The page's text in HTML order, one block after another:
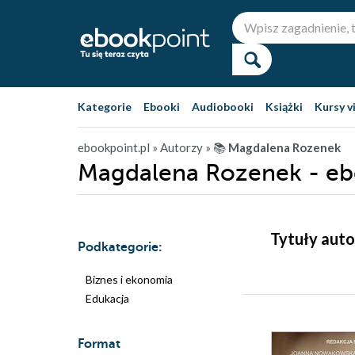
Kategorie Ebooki Audiobooki Książki Kursy
ebookpoint.pl » Autorzy » 📚 Magdalena Rozenek
Magdalena Rozenek -
Podkategorie:
Biznes i ekonomia
Edukacja
Format
Tytuły